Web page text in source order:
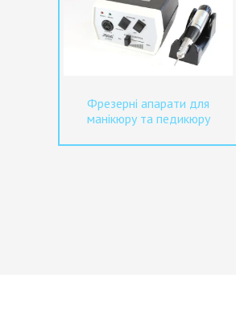
Фрезерні апарати для
манікюру та педикюру